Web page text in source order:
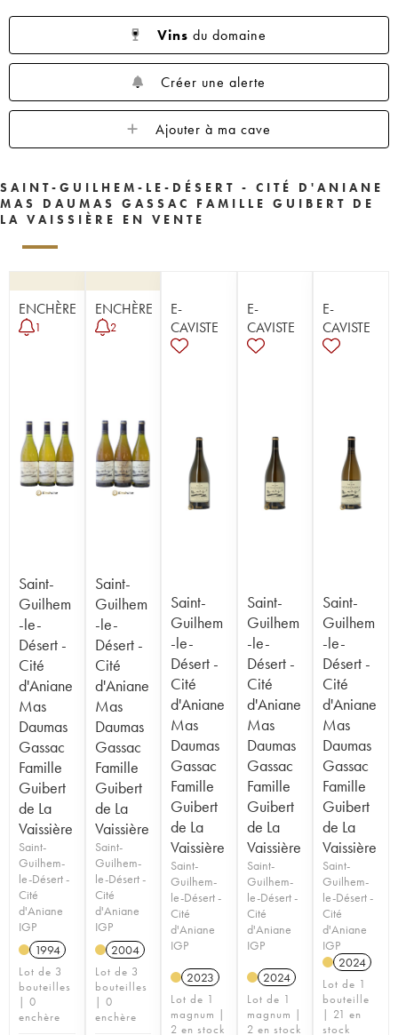
Vins du domaine
Créer une alerte
Ajouter à ma cave
SAINT-GUILHEM-LE-DÉSERT - CITÉ D'ANIANE
MAS DAUMAS GASSAC FAMILLE GUIBERT DE
LA VAISSIÈRE EN VENTE
ENCHÈRE
1
Saint-
Guilhem
-le-
Désert -
Cité
d'Aniane
Mas
Daumas
Gassac
Famille
Guibert
de La
Vaissière
Saint-
Guilhem-
le-Désert -
Cité
d'Aniane
IGP
1994
Lot de 3
bouteilles
| 0
enchère
ENCHÈRE
2
Saint-
Guilhem
-le-
Désert -
Cité
d'Aniane
Mas
Daumas
Gassac
Famille
Guibert
de La
Vaissière
Saint-
Guilhem-
le-Désert -
Cité
d'Aniane
IGP
2004
Lot de 3
bouteilles
| 0
enchère
E-
CAVISTE
Saint-
Guilhem
-le-
Désert -
Cité
d'Aniane
Mas
Daumas
Gassac
Famille
Guibert
de La
Vaissière
Saint-
Guilhem-
le-Désert -
Cité
d'Aniane
IGP
2023
Lot de 1
magnum |
2 en stock
E-
CAVISTE
Saint-
Guilhem
-le-
Désert -
Cité
d'Aniane
Mas
Daumas
Gassac
Famille
Guibert
de La
Vaissière
Saint-
Guilhem-
le-Désert -
Cité
d'Aniane
IGP
2024
Lot de 1
magnum |
2 en stock
E-
CAVISTE
Saint-
Guilhem
-le-
Désert -
Cité
d'Aniane
Mas
Daumas
Gassac
Famille
Guibert
de La
Vaissière
Saint-
Guilhem-
le-Désert -
Cité
d'Aniane
IGP
2024
Lot de 1
bouteille
| 21 en
stock